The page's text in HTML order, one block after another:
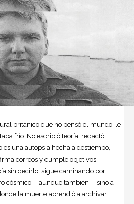
británico que no pensó el mundo: le
frío. No escribió teoría; redactó
es una autopsia hecha a destiempo,
correos y cumple objetivos
sin decirlo, sigue caminando por
cósmico —aunque también— sino a
la muerte aprendió a archivar.